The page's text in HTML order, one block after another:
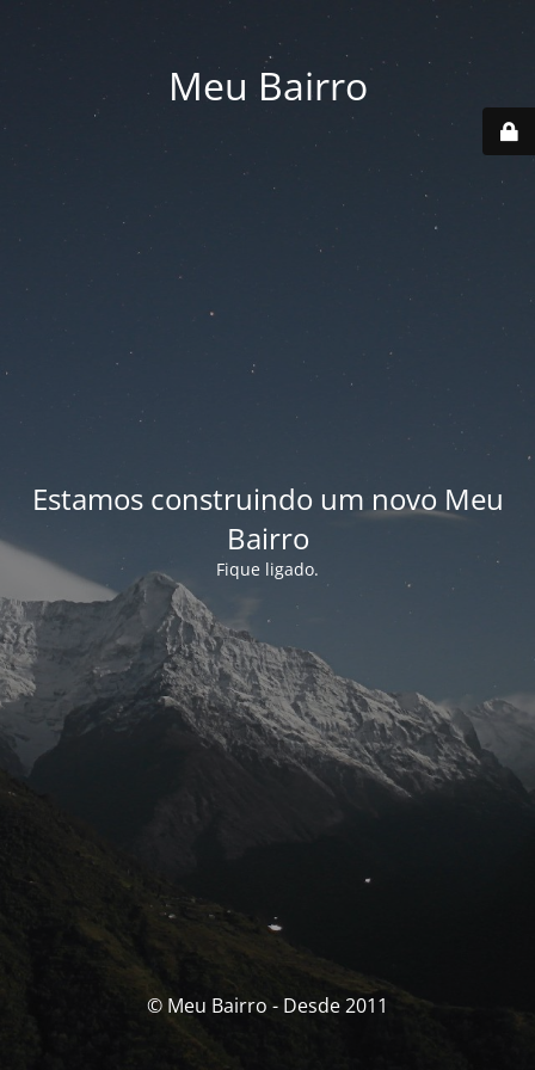
Meu Bairro
Estamos construindo um novo Meu
Bairro
Fique ligado.
© Meu Bairro - Desde 2011